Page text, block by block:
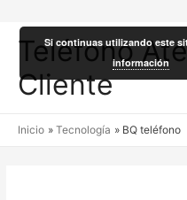
Teléfono
Cliente
Inicio Tecnología BQ teléfono
Si continuas utilizando este
información